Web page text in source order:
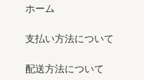
ホーム
支払い方法について
配送方法について